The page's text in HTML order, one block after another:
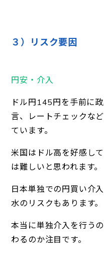
３）リスク要因
円安・介入
ドル円145円を手前に
言、レートチェックな
ています。
米国はドル高を好感し
は難しいと思われます。
日本単独での円買い介
水のリスクもあります。
本当に単独介入を行う
わるのか注目です。